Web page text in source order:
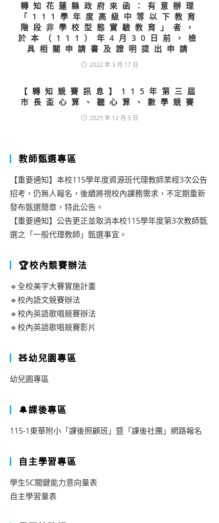
轉知花蓮縣政府來函：有意辦理
「111學年度高級中等以下教育
階段非學校型態實驗教育」者，
於本（111）年4月30日前，檢
具相關申請書及證明提出申請
2022 年 3 月 17 日
【轉知競賽訊息】115年第三屆
市長盃心算、聽心算、數學競賽
2025 年 12 月 5 日
教師甄選專區
【重要通知】本校115學年度資源班代理教師業經3次公告
招考，仍無人報名，後續將視校內課務需求，不定期重新
發布甄選簡章，特此公告。
【重要通知】公告更正並取消本校115學年度第3次教師甄
選之「一般代理教師」甄選事宜。
🏆校內競賽辦法
🔹全校美字大賽實施計畫
🔹校內語文競賽辦法
🔹校內英語歌唱競賽辦法
🔹校內英語歌唱競賽影片
🧸幼兒園專區
幼兒園專區
🔔課後專區
115-1東華附小「課後照顧班」暨「課後社團」網路報名
自主學習專區
學生5C關鍵能力意向量表
自主學習量表